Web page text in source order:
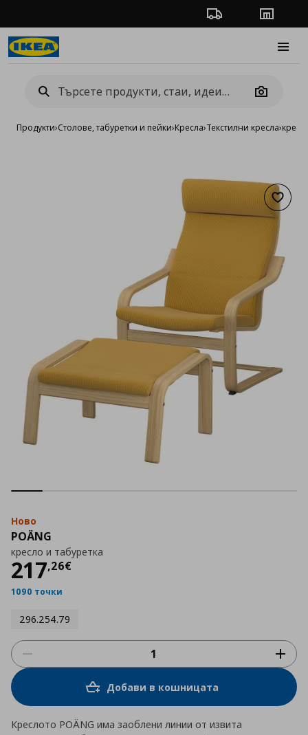
Проследяване на
Camera
Продукти›Столове, табуретки и пейки›Кресла›Текстилни кресла›
Ново
POÄNG
кресло и табуретка
217,26€
Цена
1090 точки
296.254.79
Добави в кошницата
Креслото POÄNG има заоблени линии от извита